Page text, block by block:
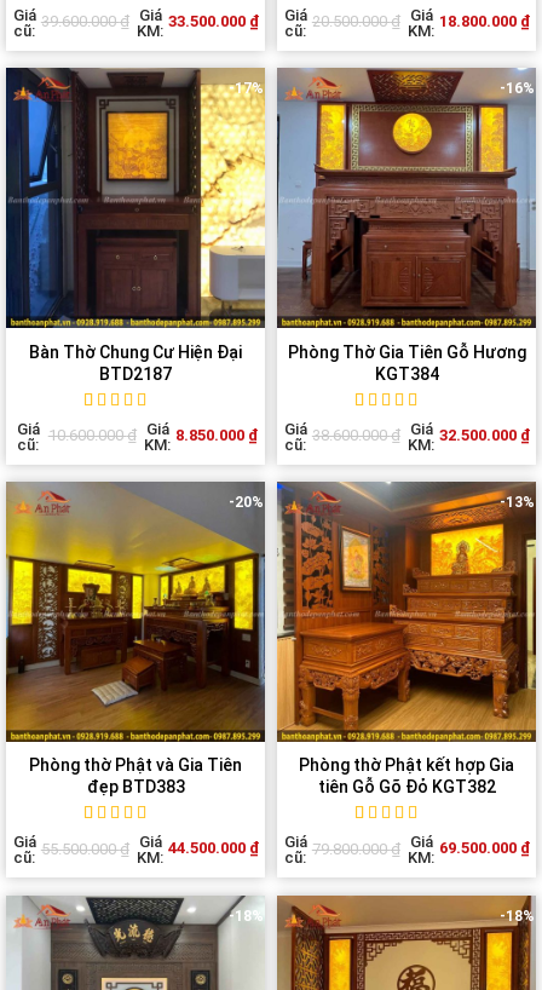
Rated5
out of
5 based on
Giá
cũ: 39.600.000₫
Giá
KM:
33.500.000 ₫
Rated5
out of
5 based on
Giá
cũ: 20.500.000₫
Giá
KM:
18.800.000 ₫
-17%
Bàn Thờ Chung Cư Hiện Đại
BTD2187
5 out of
5 based on
Giá
cũ: 10.600.000₫
Giá
KM:
8.850.000 ₫
-16%
Phòng Thờ Gia Tiên Gỗ Hương
KGT384
Rated5
out of
5 based on
Giá
cũ: 38.600.000₫
Giá
KM:
32.500.000 ₫
-20%
Phòng thờ Phật và Gia Tiên
đẹp BTD383
Rated5
out of
5 based on
Giá
cũ: 55.500.000₫
Giá
KM:
44.500.000 ₫
-13%
Phòng thờ Phật kết hợp Gia
tiên Gỗ Gõ Đỏ KGT382
Rated5
out of
5 based on
Giá
cũ: 79.800.000₫
Giá
KM:
69.500.000 ₫
-18% -18%